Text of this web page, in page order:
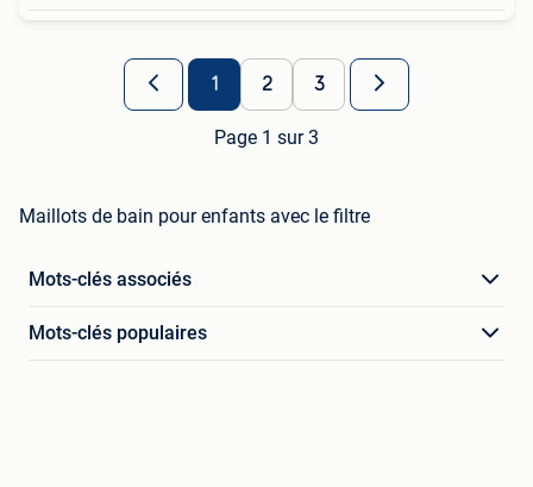
1 2 3
Page 1 sur 3
Maillots de bain pour enfants avec le filtre
Mots-clés associés
Mots-clés populaires